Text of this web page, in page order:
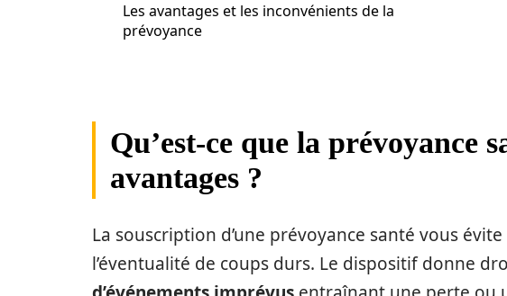
Les avantages et les inconvénients de la
prévoyance
Qu’est-ce que la prévoyance
avantages ?
La souscription d’une prévoyance santé vous
l’éventualité de coups durs. Le dispositif donne